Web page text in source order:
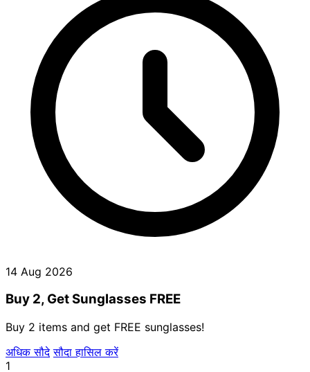
14 Aug 2026
Buy 2, Get Sunglasses FREE
Buy 2 items and get FREE sunglasses!
अधिक सौदे सौदा हासिल करें
1